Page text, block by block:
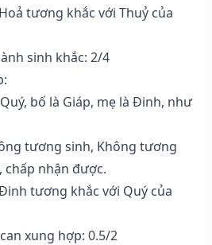
tương khắc với Thuỷ của
sinh khắc: 2/4
bố là Giáp, mẹ là Đinh, như
tương sinh, Không tương
chấp nhận được.
tương khắc với Quý của
xung hợp: 0.5/2